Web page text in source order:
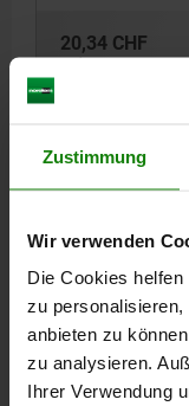
Zustimmung
Wir verwenden
Die Cookies
zu
anbieten zu
zu analysieren.
Ihrer Verwendung
20,34 CHF
zzgl. MwSt.
04435-10
SPANN-
M12X25
KLEMMHEBEL,